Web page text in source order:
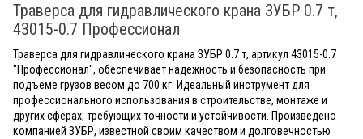
Траверса для гидравлического крана ЗУБР 0.7 т,
43015-0.7 Профессионал
Траверса для гидравлического крана ЗУБР 0.7 т, артикул 43015-0.7
"Профессионал", обеспечивает надежность и безопасность при
подъеме грузов весом до 700 кг. Идеальный инструмент для
профессионального использования в строительстве, монтаже и
других сферах, требующих точности и устойчивости. Произведено
компанией ЗУБР, известной своим качеством и долговечностью